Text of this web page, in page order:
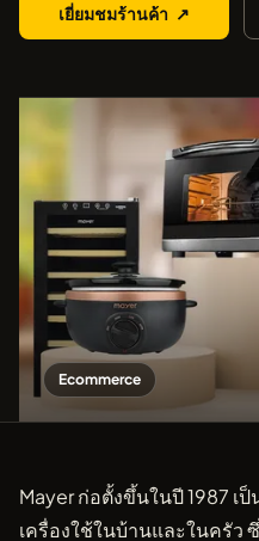
เยี่ยมชมร้านค้า ↗
Ecommerce
Mayer ก่อตั้งขึ้นในปี 1987 เ
เครื่องใช้ในบ้านและในครัว